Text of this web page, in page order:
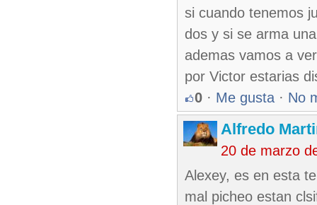
si cuando tenemos
dos y si se arma
ademas vamos a
por Victor estarias
0 · Me gusta · No
Alfredo
20 de marzo
Alexey, es en esta
mal picheo estan